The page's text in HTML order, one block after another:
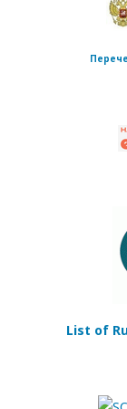
List of